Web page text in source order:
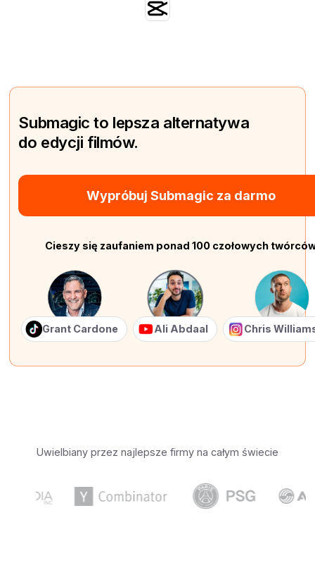
Submagic to lepsza alternatywa
do edycji filmów.
Wypróbuj Submagic za darmo
Cieszy się zaufaniem ponad 100 czołowych
Grant Cardone Ali Abdaal Chris
Uwielbiany przez najlepsze firmy na całym świecie